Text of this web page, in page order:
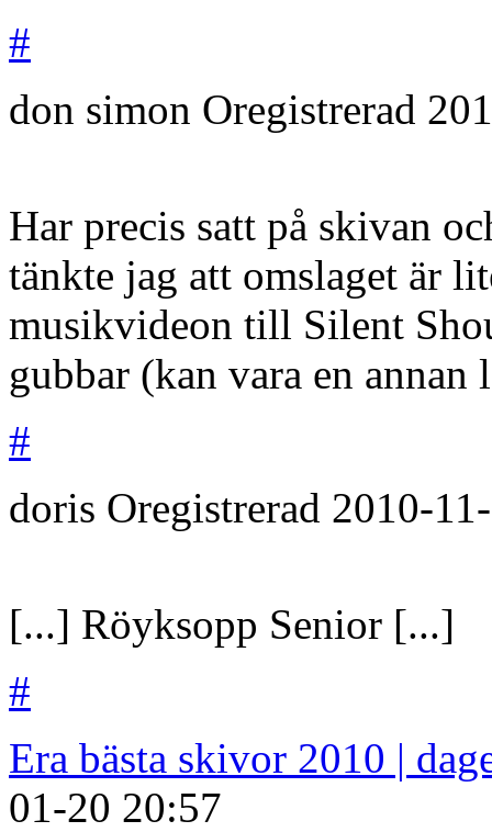
#
don simon Oregistrerad
Har precis satt på skivan
tänkte jag att omslaget är
musikvideon till Silent
gubbar (kan vara en annan
#
doris Oregistrerad 2010-
[...] Röyksopp Senior [...]
#
Era bästa skivor 2010 |
01-20 20:57